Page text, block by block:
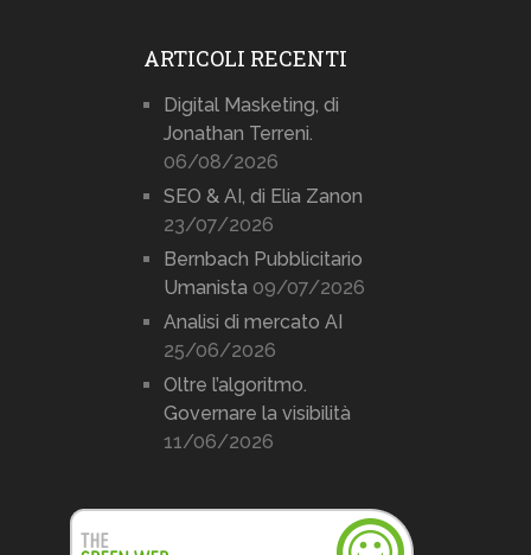
ARTICOLI RECENTI
Digital Masketing, di
Jonathan Terreni.
06/08/2026
SEO & AI, di Elia Zanon
23/07/2026
Bernbach Pubblicitario
Umanista 09/07/2026
Analisi di mercato AI
25/06/2026
Oltre l’algoritmo.
Governare la visibilità
11/06/2026